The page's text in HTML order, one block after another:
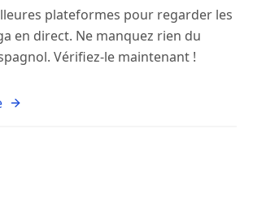
plateformes pour regarder les
en direct. Ne manquez rien du
Vérifiez-le maintenant !